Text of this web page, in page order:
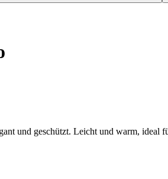
und geschützt. Leicht und warm, ideal